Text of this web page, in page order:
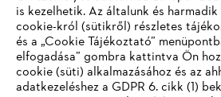
STIHL GYIK
Szerviz
IHR BROWSER WIRD
is kezelhetik. Az általunk és
cookie-król (sütikről) részletes
és a „Cookie Tájékoztató”
elfogadása” gombra kattintva Ön
cookie (süti) alkalmazásához és az
adatkezeléshez a GDPR 6. cikk (1)